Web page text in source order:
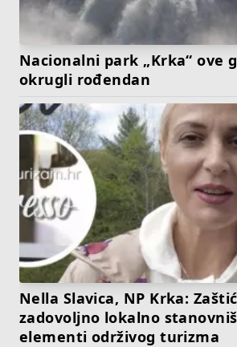
Nacionalni park „Krka“ ove
okrugli rođendan
Nella Slavica, NP Krka:
zadovoljno lokalno
elementi održivog turizma